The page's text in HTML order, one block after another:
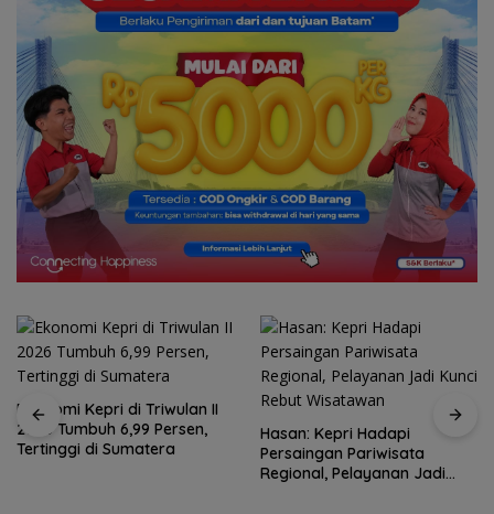
Ekonomi Kepri di Triwulan II
2026 Tumbuh 6,99 Persen,
Tertinggi di Sumatera
Hasan: Kepri Hadapi
Persaingan Pariwisata
Regional, Pelayanan Jadi